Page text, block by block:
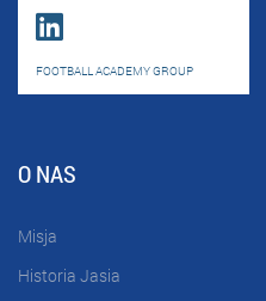
FOOTBALL ACADEMY GROUP
O NAS
Misja
Historia Jasia